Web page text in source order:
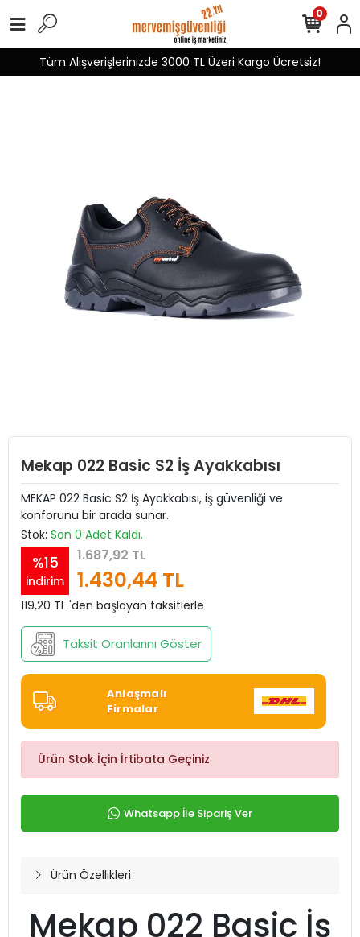
Tüm Alışverişlerinizde 3000 TL Üzeri Kargo Ücretsiz!
0
Mekap 022 Basic S2 İş Ayakkabısı
MEKAP 022 Basic S2 İş Ayakkabısı, iş güvenliği ve
konforunu bir arada sunar.
Stok: Son 0 Adet Kaldı.
%15
indirim
1.687,92 TL
1.430,44 TL
119,20 TL 'den başlayan taksitlerle
Taksit Oranlarını Göster
Anlaşmalı
Firmalar
Ürün Stok İçin İrtibata Geçiniz
Whatsapp İle Sipariş Ver
Ürün Özellikleri
Mekap 022 Basic İş